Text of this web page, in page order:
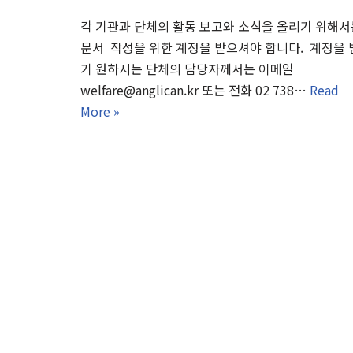
각 기관과 단체의 활동 보고와 소식을 올리기 위해
문서 작성을 위한 계정을 받으셔야 합니다. 계정을
기 원하시는 단체의 담당자께서는 이메일
welfare@anglican.kr 또는 전화 02 738… Read
More »